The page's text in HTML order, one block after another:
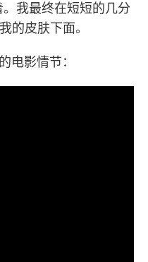
我最终在短短的几分
的皮肤下面。
电影情节：